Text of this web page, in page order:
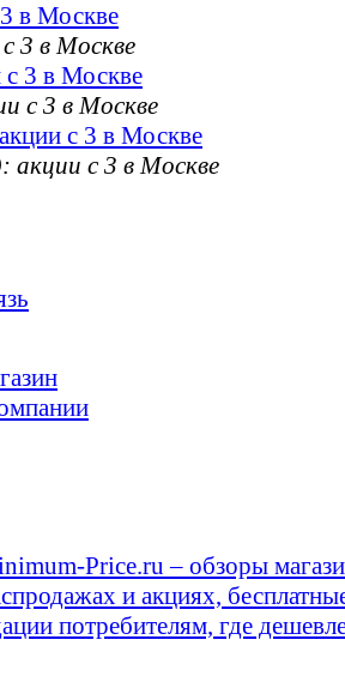
в Москве
3 в Москве
с 3 в Москве
Price.ru – обзоры
и акциях,
потребителям, где